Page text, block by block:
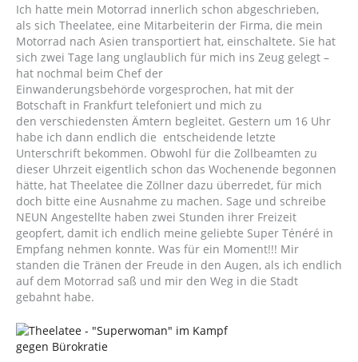
Ich hatte mein Motorrad innerlich schon abgeschrieben,
als sich Theelatee, eine Mitarbeiterin der Firma, die mein
Motorrad nach Asien transportiert hat, einschaltete. Sie hat
sich zwei Tage lang unglaublich für mich ins Zeug gelegt –
hat nochmal beim Chef der
Einwanderungsbehörde vorgesprochen, hat mit der
Botschaft in Frankfurt telefoniert und mich zu
den verschiedensten Ämtern begleitet. Gestern um 16 Uhr
habe ich dann endlich die entscheidende letzte
Unterschrift bekommen. Obwohl für die Zollbeamten zu
dieser Uhrzeit eigentlich schon das Wochenende begonnen
hätte, hat Theelatee die Zöllner dazu überredet, für mich
doch bitte eine Ausnahme zu machen. Sage und schreibe
NEUN Angestellte haben zwei Stunden ihrer Freizeit
geopfert, damit ich endlich meine geliebte Super Ténéré in
Empfang nehmen konnte. Was für ein Moment!!! Mir
standen die Tränen der Freude in den Augen, als ich endlich
auf dem Motorrad saß und mir den Weg in die Stadt
gebahnt habe.